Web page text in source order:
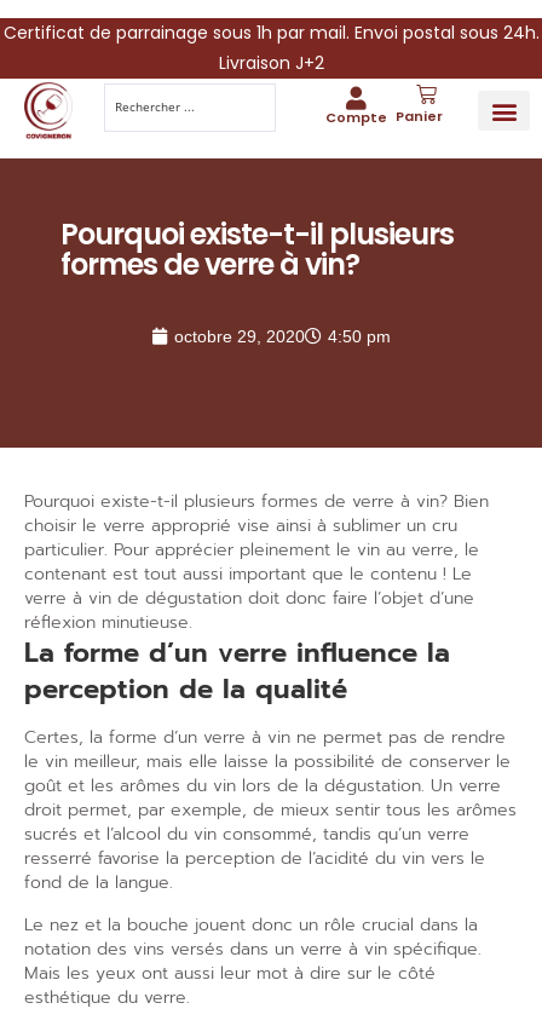
Certificat de parrainage sous 1h par mail. Envoi postal sous 24h.
Livraison J+2
Compte Panier
Pourquoi existe-t-il plusieurs
formes de verre à vin?
octobre 29, 2020 4:50 pm
Pourquoi existe-t-il plusieurs formes de verre à vin? Bien
choisir le verre approprié vise ainsi à sublimer un cru
particulier. Pour apprécier pleinement le vin au verre, le
contenant est tout aussi important que le contenu ! Le
verre à vin de dégustation doit donc faire l’objet d’une
réflexion minutieuse.
La forme d’un verre influence la
perception de la qualité
Certes, la forme d’un verre à vin ne permet pas de rendre
le vin meilleur, mais elle laisse la possibilité de conserver le
goût et les arômes du vin lors de la dégustation. Un verre
droit permet, par exemple, de mieux sentir tous les arômes
sucrés et l’alcool du vin consommé, tandis qu’un verre
resserré favorise la perception de l’acidité du vin vers le
fond de la langue.
Le nez et la bouche jouent donc un rôle crucial dans la
notation des vins versés dans un verre à vin spécifique.
Mais les yeux ont aussi leur mot à dire sur le côté
esthétique du verre.